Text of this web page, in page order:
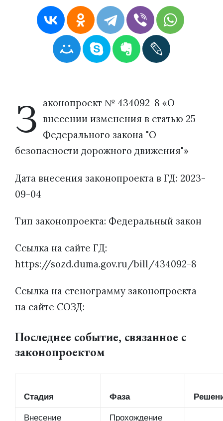
З аконопроект № 434092-8 «О
внесении изменения в статью 25
Федерального закона "О
безопасности дорожного движения"»
Дата внесения законопроекта в ГД: 2023-
09-04
Тип законопроекта: Федеральный закон
Ссылка на сайте ГД:
https://sozd.duma.gov.ru/bill/434092-8
Ссылка на стенограмму законопроекта
на сайте СОЗД:
Последнее событие, связанное с
законопроектом
Стадия Фаза
Внесение
Прохождение